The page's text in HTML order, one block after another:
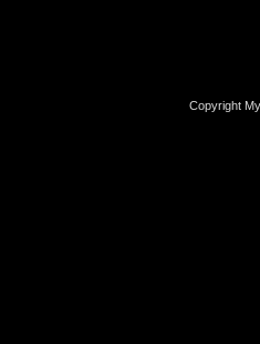
Copyright